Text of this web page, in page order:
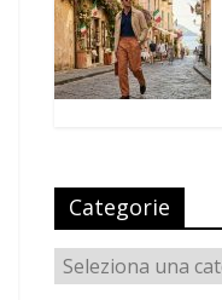
Categorie
Categorie